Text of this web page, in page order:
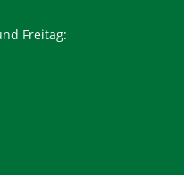
Freitag: